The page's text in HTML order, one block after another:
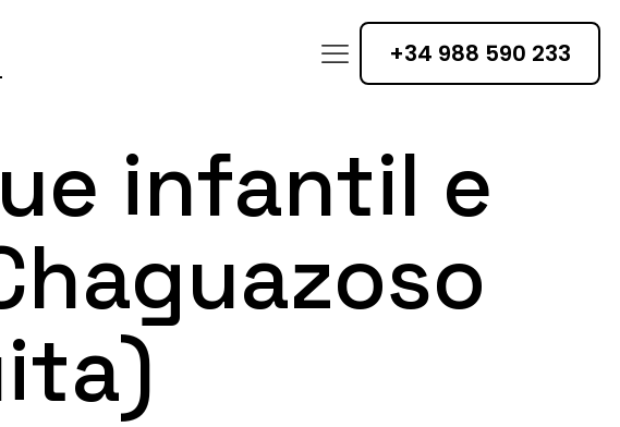
+34 988 590 233
infantil e